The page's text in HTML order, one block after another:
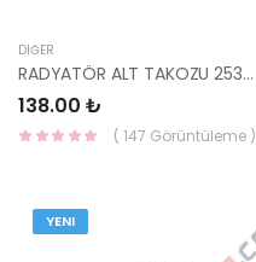
DIĞER
RADYATÖR ALT TAKOZU 25336-2B000-HMC
138.00 ₺
( 147 Görüntüleme )
YENI